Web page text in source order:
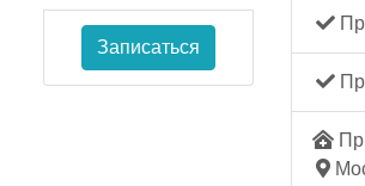
Записаться